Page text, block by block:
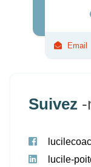
Email
Suivez -
lucile-